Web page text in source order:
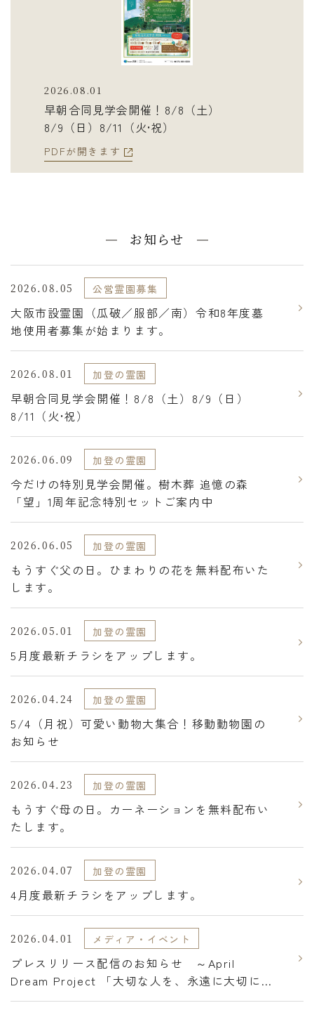
2026.08.01
早朝合同見学会開催！8/8（土）
8/9（日）8/11（火•祝）
PDFが開きます
お知らせ
2026.08.05 公営霊園募集
大阪市設霊園（瓜破／服部／南）令和8年度墓
地使用者募集が始まります。
2026.08.01 加登の霊園
早朝合同見学会開催！8/8（土）8/9（日）
8/11（火•祝）
2026.06.09 加登の霊園
今だけの特別見学会開催。樹木葬 追憶の森
「望」1周年記念特別セットご案内中
2026.06.05 加登の霊園
もうすぐ父の日。ひまわりの花を無料配布いた
します。
2026.05.01 加登の霊園
5月度最新チラシをアップします。
2026.04.24 加登の霊園
5/4（月祝）可愛い動物大集合！移動動物園の
お知らせ
2026.04.23 加登の霊園
もうすぐ母の日。カーネーションを無料配布い
たします。
2026.04.07 加登の霊園
4月度最新チラシをアップします。
2026.04.01 メディア・イベント
プレスリリース配信のお知らせ ～April
Dream Project 「大切な人を、永遠に大切にで
きる世界」を実現し、カタチだけにとらわれな